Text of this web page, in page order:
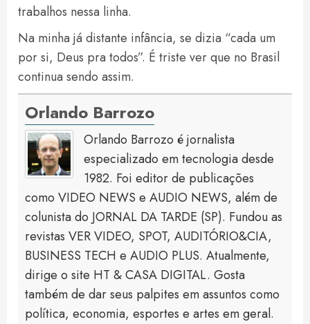
trabalhos nessa linha.
Na minha já distante infância, se dizia “cada um
por si, Deus pra todos”. É triste ver que no Brasil
continua sendo assim.
Orlando Barrozo
Orlando Barrozo é jornalista
especializado em tecnologia desde
1982. Foi editor de publicações
como VIDEO NEWS e AUDIO NEWS, além de
colunista do JORNAL DA TARDE (SP). Fundou as
revistas VER VIDEO, SPOT, AUDITÓRIO&CIA,
BUSINESS TECH e AUDIO PLUS. Atualmente,
dirige o site HT & CASA DIGITAL. Gosta
também de dar seus palpites em assuntos como
política, economia, esportes e artes em geral.